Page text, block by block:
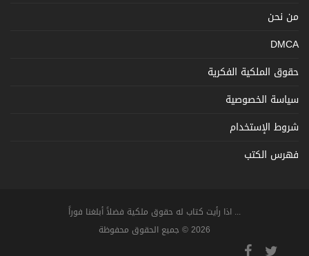
من نحن
DMCA
حقوق الملكية الفكرية
سياسة الخصوصية
شروط الإستخدام
فهرس الكتب
... اذا رأيت كتاب له حقوق ملكية فضلاً أبلغنا فوراً
2026 © جميع الحقوق محفوظة